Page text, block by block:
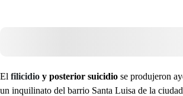
El filicidio y posterior suicidio se produjeron
un inquilinato del barrio Santa Luisa de la